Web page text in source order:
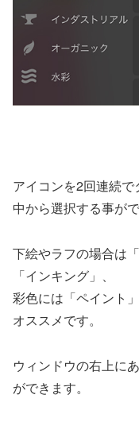
アイコンを2回連続
中から選択する事がで
下絵やラフの場合は
「インキング」、
彩色には「ペイント
オススメです。
ウィンドウの右上に
ができます。